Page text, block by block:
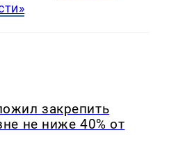
закрепить
не ниже 40% от